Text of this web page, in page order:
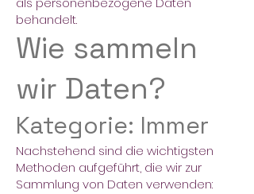
behandelt.
Wie sammeln
wir Daten?
Kategorie: Immer
Nachstehend sind die wichtigsten
Methoden aufgeführt, die wir zur
Sammlung von Daten verwenden: